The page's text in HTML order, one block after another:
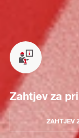
Zahtjev za
ZAHTJEV